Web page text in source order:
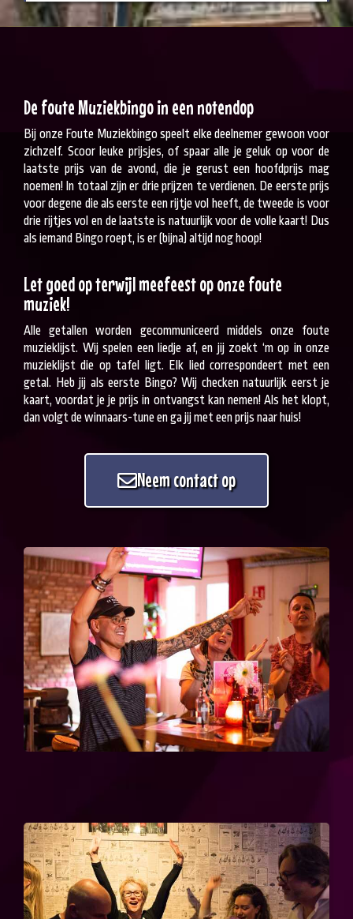
De foute Muziekbingo in een notendop
Bij onze Foute Muziekbingo speelt elke deelnemer gewoon voor
zichzelf. Scoor leuke prijsjes, of spaar alle je geluk op voor de
laatste prijs van de avond, die je gerust een hoofdprijs mag
noemen! In totaal zijn er drie prijzen te verdienen. De eerste prijs
voor degene die als eerste een rijtje vol heeft, de tweede is voor
drie rijtjes vol en de laatste is natuurlijk voor de volle kaart! Dus
als iemand Bingo roept, is er (bijna) altijd nog hoop!
Let goed op terwijl meefeest op onze foute
muziek!
Alle getallen worden gecommuniceerd middels onze foute
muzieklijst. Wij spelen een liedje af, en jij zoekt ‘m op in onze
muzieklijst die op tafel ligt. Elk lied correspondeert met een
getal. Heb jij als eerste Bingo? Wij checken natuurlijk eerst je
kaart, voordat je je prijs in ontvangst kan nemen! Als het klopt,
dan volgt de winnaars-tune en ga jij met een prijs naar huis!
Neem contact op